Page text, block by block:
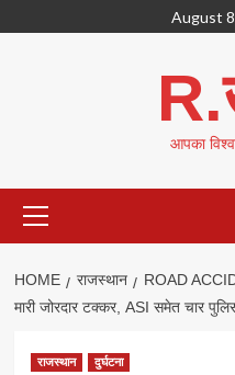
to
August
आपका
Menu
HOME राजस्थान
ROAD
मारी जोरदार टक्कर, ASI समेत चार
राजस्थान दुर्घटना